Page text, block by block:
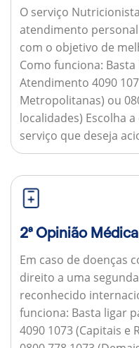
O serviço
atendimento
com o objetivo de
Como funciona:
Atendimento 4090
Metropolitanas) ou
localidades) Escolha
serviço que deseja
2ª Opinião Médica
Em caso de doenças
direito a uma
reconhecido
funciona: Basta ligar
4090 1073 (Capitais e